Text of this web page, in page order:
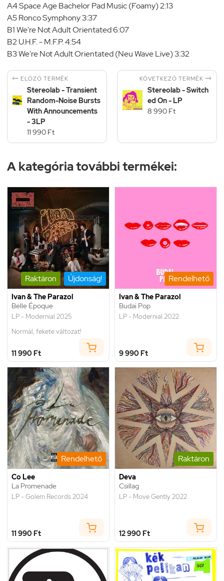
A4 Space Age Bachelor Pad Music (Foamy) 2:13
A5 Ronco Symphony 3:37
B1 We're Not Adult Orientated 6:07
B2 U.H.F. - M.F.P. 4:54
B3 We're Not Adult Orientated (Neu Wave Live) 3:32
 ELŐZŐ TERMÉK
Stereolab - Transient
Random-Noise Bursts
With Announcements
- 3LP
11 990 Ft
KÖVETKEZŐ TERMÉK 
Stereolab - Switch
ed On - LP
8 990 Ft
A kategória további termékei:
Raktáron Újdonság!
Ivan & The Parazol
Belle Époque
LP - Modernial 2025
Normál, fekete változat!
11 990 Ft
Rendelhető
Ivan & The Parazol
Budai Pop
LP - Modernial 2022
9 990 Ft
Rendelhető
Co Lee
La Promenade
LP - Golem Records 2024
11 990 Ft
Raktáron
Deva
Csillag
LP - Move Gently 2022
12 990 Ft